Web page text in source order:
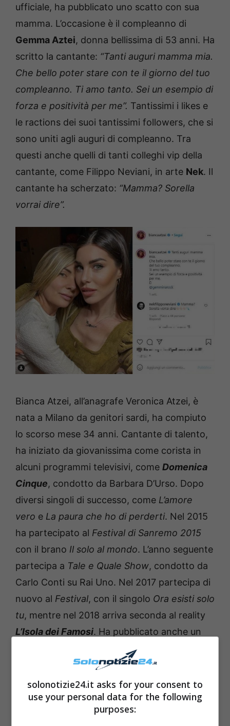
ufficiale, ha pubblicato uno scatto con sua
mamma. L’occasione è il compleanno di
Gemma Aztei, donna bellissima di 53 anni. Ha
scritto la cantante: “Tanti auguri mamma mia.
Che bello poter stare con te il giorno del tuo
compleanno. Ti amo tanto. Sei un esempio di
forza e positività per me”. Tantissimi i likes e
le ractions dei suoi tantissimi followers, che si
sono uniti agli auguri di compleanno. Tra
questi anche quelli di tanti colleghi vip della
cantante, come Filippo Neviani, in arte Nek. Il
cantante ha scherzato: “Mamma? Sorella
vorrai dire”.
Bianca Atzei, all’anagrafe Veronica Atzei, è
nata a Milano da genitori sardi, ha compiuto
lo scorso mese 34 anni. Cantante di talento,
ha iniziato da giovanissima come corista in
alcuni programmi televisivi, come Domenica
Cinque, condotto da Barbara D’Urso. Dopo
diversi singoli di successo, come L’amore
vero e La paura che ho di perderti. Nel 2015
ha partecipato al Festival di Sanremo 2015
con il brano Il solo al mondo. L’anno seguente
partecipa a Tale e Quale Show, condotto da
Carlo Conti su Rai Uno. Nel 2017 partecipa di
nuovo al Festival, con il singolo Ora esisti solo
tu, mentre nel 2018 arriva seconda al reality
L’Isola dei Famosi. Ha pubblicato anche un
romanzo, dal titolo Ora esisti solo tu.
Leggi anche —–> Amici, (ancora) Lorella
Cuccarini contro Alessandra Celentano:
volano parole forti
solonotizie24.it asks for your consent to
use your personal data for the following
purposes: